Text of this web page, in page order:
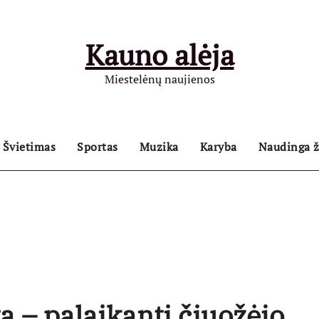
Kauno alėja
Miestelėnų naujienos
Švietimas Sportas Muzika Karyba Naudinga